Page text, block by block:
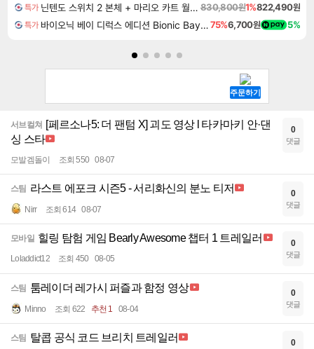
특가 닌텐도 스위치 2 본체 + 마리오 카트 월드 + 슈퍼 마리오 파티 잼버리 닌텐도 스위치 2 에디션 + 잼버리 TV 번들 830,800원1%822,490원
특가 바이오닉 베이 디럭스 에디션 Bionic Bay Deluxe Edition75%6,700원 5%
서브컬쳐 [페르소나5: 더 팬텀 X] 괴도 영상 l 타카마키 안·댄
싱 스타
모발겜돌이 조회 550 08-07
0
댓글
스팀 라스트 에포크 시즌5 - 서리화신의 분노 티저
Nirr 조회 614 08-07
0
댓글
모바일 힐링 탐험 게임 Bearly Awesome 챕터 1 트레일러
Loladdict12 조회 450 08-05
0
댓글
스팀 툼레이더 레가시 퍼즐과 함정 영상
Minno 조회 622 추천 1 08-04
0
댓글
스팀 탈콥 공식 코드 브리치 트레일러 0